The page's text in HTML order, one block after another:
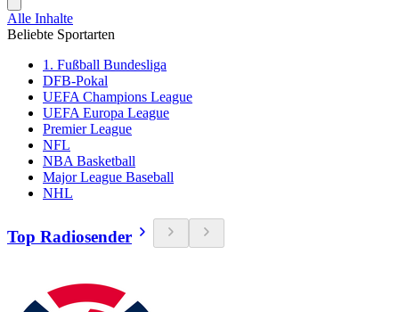
Alle Inhalte
Beliebte Sportarten
1. Fußball Bundesliga
DFB-Pokal
UEFA Champions League
UEFA Europa League
Premier League
NFL
NBA Basketball
Major League Baseball
NHL
Top Radiosender